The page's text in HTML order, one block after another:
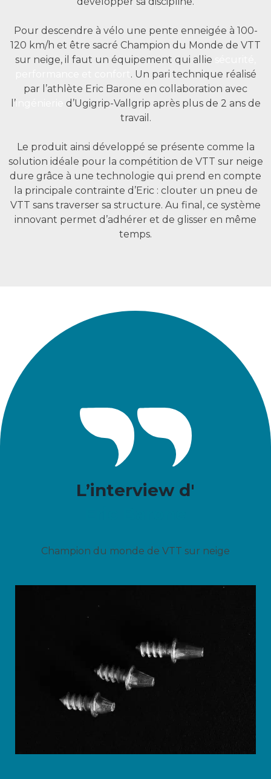
Pour descendre à vélo une pente enneigée à 100-
120 km/h et être sacré Champion du Monde de VTT
sur neige, il faut un équipement qui allie
. Un pari technique réalisé
par l’athlète Eric Barone en collaboration avec
l’ingénierie
d’Ugigrip-Vallgrip après plus de 2 ans de
travail.
Le produit ainsi développé se présente comme la
solution idéale pour la compétition de VTT sur neige
dure grâce à une technologie qui prend en compte
la principale contrainte d’Eric : clouter un pneu de
VTT sans traverser sa structure. Au final, ce système
innovant permet d’adhérer et de glisser en même
temps.
L’interview d'
Champion du monde de VTT sur neige